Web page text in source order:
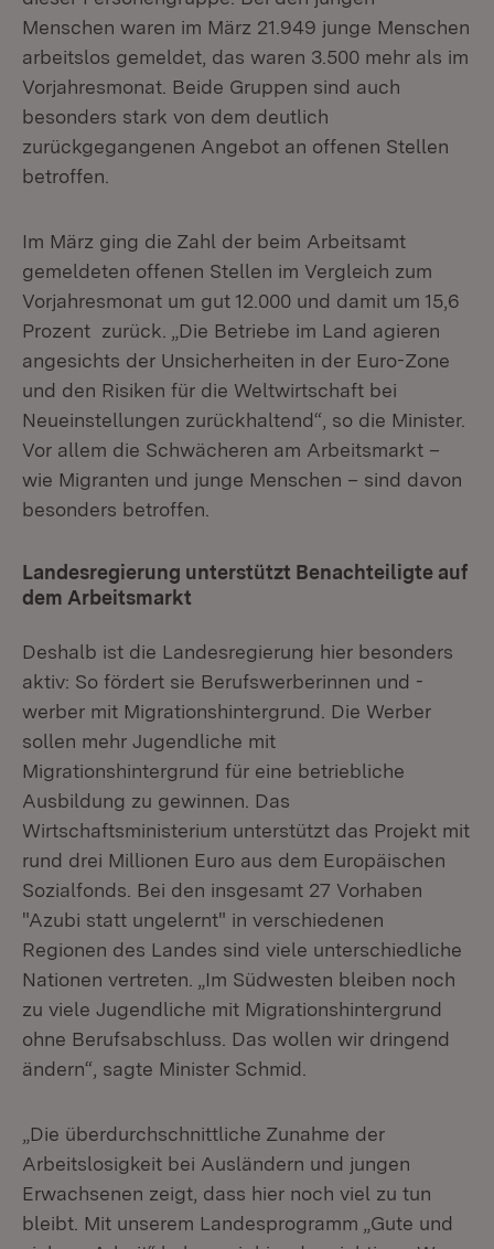
Menschen waren im März 21.949 junge Menschen
arbeitslos gemeldet, das waren 3.500 mehr als im
Vorjahresmonat. Beide Gruppen sind auch
besonders stark von dem deutlich
zurückgegangenen Angebot an offenen Stellen
betroffen.
Im März ging die Zahl der beim Arbeitsamt
gemeldeten offenen Stellen im Vergleich zum
Vorjahresmonat um gut 12.000 und damit um 15,6
Prozent zurück. „Die Betriebe im Land agieren
angesichts der Unsicherheiten in der Euro-Zone
und den Risiken für die Weltwirtschaft bei
Neueinstellungen zurückhaltend“, so die Minister.
Vor allem die Schwächeren am Arbeitsmarkt –
wie Migranten und junge Menschen – sind davon
besonders betroffen.
Landesregierung unterstützt Benachteiligte auf
dem Arbeitsmarkt
Deshalb ist die Landesregierung hier besonders
aktiv: So fördert sie Berufswerberinnen und -
werber mit Migrationshintergrund. Die Werber
sollen mehr Jugendliche mit
Migrationshintergrund für eine betriebliche
Ausbildung zu gewinnen. Das
Wirtschaftsministerium unterstützt das Projekt mit
rund drei Millionen Euro aus dem Europäischen
Sozialfonds. Bei den insgesamt 27 Vorhaben
"Azubi statt ungelernt" in verschiedenen
Regionen des Landes sind viele unterschiedliche
Nationen vertreten. „Im Südwesten bleiben noch
zu viele Jugendliche mit Migrationshintergrund
ohne Berufsabschluss. Das wollen wir dringend
ändern“, sagte Minister Schmid.
„Die überdurchschnittliche Zunahme der
Arbeitslosigkeit bei Ausländern und jungen
Erwachsenen zeigt, dass hier noch viel zu tun
bleibt. Mit unserem Landesprogramm „Gute und